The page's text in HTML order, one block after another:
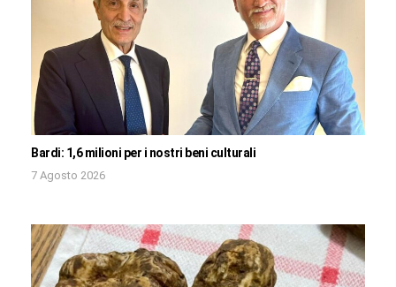
Bardi: 1,6 milioni per i nostri beni culturali
7 Agosto 2026